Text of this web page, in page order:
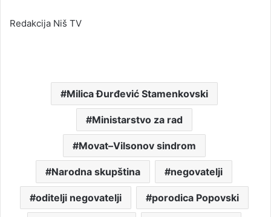
Redakcija Niš TV
Milica Đurđević Stamenkovski
Ministarstvo za rad
Movat–Vilsonov sindrom
Narodna skupština negovatelji
oditelji negovatelji porodica Popovski